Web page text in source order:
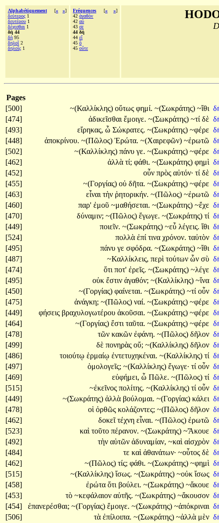
Alphabétiquement [« »]
δεύτερος 1
δευτέρου 1
δέχεσθαι 1
δή 44
δὴ 95
δηλοῖ 2
δηλοῖς 1
Fréquences [« »]
42 ἀγαθὸν
42 αὖ
43 σε
44 δή
44 εἴ
45 ὃ
45 οὔτε
Pages
[500]
~(Καλλίκλης) οὕτως φημί. ~(Σωκράτης) ~ἴθι
[474]
ἀδικεῖσθαι ἔμοιγε. ~(Σωκράτης) ~τί δὲ
[493]
εἴρηκας, ὦ Σώκρατες. ~(Σωκράτης) ~φέρε
[448]
ἀποκρίνου. ~(Πῶλος) Ἐρώτα. ~(Χαιρεφῶν) ~ἐρωτῶ
[502]
~(Καλλίκλης) πάνυ γε. ~(Σωκράτης) ~φέρε
[462]
ἀλλὰ τί; φάθι. ~(Σωκράτης) φημὶ
[452]
οὖν πρὸς αὐτόν· τί δὲ
[455]
~(Γοργίας) οὐ δῆτα. ~(Σωκράτης) ~φέρε
[463]
εἶναι τὴν ῥητορικήν. ~(Πῶλος) ~ἐρωτῶ
[460]
παρ' ἐμοῦ ~μαθήσεται. ~(Σωκράτης) ~ἔχε
[470]
δύναμιν; ~(Πῶλος) ἔγωγε. ~(Σωκράτης) τί
[449]
ποιεῖν. ~(Σωκράτης) ~εὖ λέγεις. ἴθι
[524]
πολλὰ ἐπί τινα χρόνον. ταὐτὸν
[495]
πάνυ γε σφόδρα. ~(Σωκράτης) ~ἴθι
[487]
~Καλλίκλεις, περὶ τούτων ὧν σὺ
[474]
ὅτι ποτ' ἐρεῖς. ~(Σωκράτης) ~λέγε
[495]
οὐκ ἔστιν ἀγαθόν; ~(Καλλίκλης) ~ἵνα
[450]
~(Γοργίας) φαίνεται. ~(Σωκράτης) ~τί οὖν
[475]
ἀνάγκη; ~(Πῶλος) ναί. ~(Σωκράτης) ~φέρε
[449]
φήσεις βραχυλογωτέρου ἀκοῦσαι. ~(Σωκράτης) ~φέρε
[464]
~(Γοργίας) ἔστι ταῦτα. ~(Σωκράτης) ~φέρε
[478]
τῶν κακῶν ἐφάνη. ~(Πῶλος) δῆλον
[499]
δὲ πονηρὰς οὔ; ~(Καλλίκλης) δῆλον
[486]
τοιούτῳ ἑρμαίῳ ἐντετυχηκέναι. ~(Καλλίκλης) τί
[497]
ὁμολογεῖς; ~(Καλλίκλης) ἔγωγε· τί οὖν
[469]
εὐφήμει, ὦ Πῶλε. ~(Πῶλος) τί
[515]
~ἐκεῖνος πολίτης. ~(Καλλίκλης) τί οὖν
[449]
~(Σωκράτης) ἀλλὰ βούλομαι. ~(Γοργίας) κάλει
[478]
οἱ ὀρθῶς κολάζοντες; ~(Πῶλος) δῆλον
[462]
δοκεῖτέχνη εἶναι. ~(Πῶλος) ἐρωτῶ
[523]
καὶ τοῦτο πέρανον. ~(Σωκράτης) ~Ἄκουε
[492]
τὴν αὑτῶν ἀδυναμίαν, ~καὶ αἰσχρὸν
[484]
τε καὶ ἀθανάτων· ~οὗτος δὲ
[462]
~(Πῶλος) τίς; φάθι. ~(Σωκράτης) ~φημὶ
[515]
~(Καλλίκλης) ἴσως. ~(Σωκράτης) ~οὐκ ἴσως
[458]
ἐρώτα ὅτι βούλει. ~(Σωκράτης) ~ἄκουε
[453]
τὸ ~κεφάλαιον αὐτῆς. ~(Σωκράτης) ~ἄκουσον
[454]
ἐπανερέσθαι; ~(Γοργίας) ἔμοιγε. ~(Σωκράτης) ~ἀπόκριναι
[506]
τὰ ἐπίλοιπα. ~(Σωκράτης) ~ἀλλὰ μὲν